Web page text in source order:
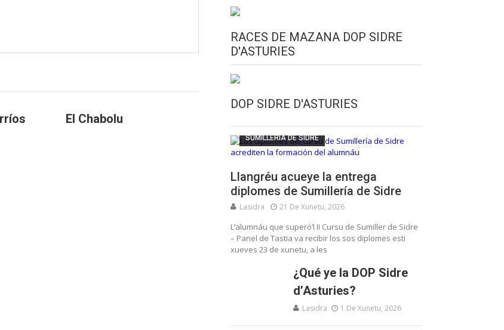
El Chabolu
RACES DE MAZANA DOP SIDRE
D'ASTURIES
DOP SIDRE D'ASTURIES
ESCUELA DE SUMILLERÍA DE LA SIDRE
SUMILLERÍA DE SIDRE
Llangréu acueye la entrega
diplomes de Sumillería de Sidre
Lasidra 21 De Xunetu, 2026
L’alumnáu que superó’l II Cursu de Sumiller de Sidre
– Panel de Tastia va recibir los sos diplomes esti
xueves 23 de xunetu, a les
¿Qué ye la DOP Sidre
d’Asturies?
Lasidra 1 De Xunetu, 2026